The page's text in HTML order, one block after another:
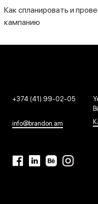
Как спланировать и
кампанию
+374 (41) 99-02-05
info@brandon.am